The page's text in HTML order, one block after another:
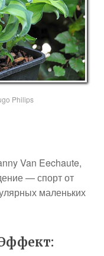
Philips
Van Eechaute,
— спорт от
маленьких